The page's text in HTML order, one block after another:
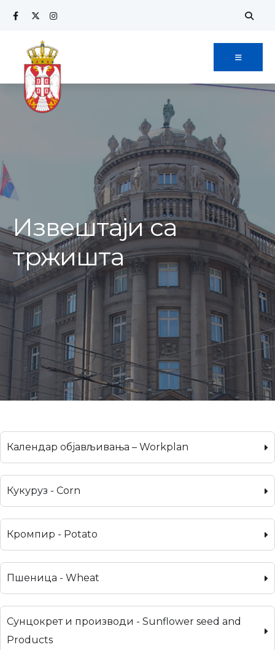
Извештаји са
тржишта
Календар објављивања – Workplan
Кукуруз - Corn
Кромпир - Potato
Пшеница - Wheat
Сунцокрет и производи - Sunflower seed and
Products